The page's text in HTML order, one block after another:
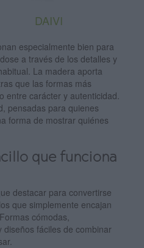
DAIVI
especialmente bien para
a través de los detalles y
La madera aporta
que las formas más
entre carácter y autenticidad.
pensadas para quienes
forma de mostrar quiénes
que funciona
destacar para convertirse
que simplemente encajan
cómodas,
fáciles de combinar